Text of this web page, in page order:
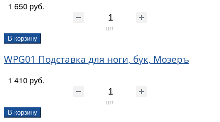
1 650 руб.
шт
В корзину
WPG01 Подставка для ноги, бук, Мозеръ
1 410 руб.
шт
В корзину